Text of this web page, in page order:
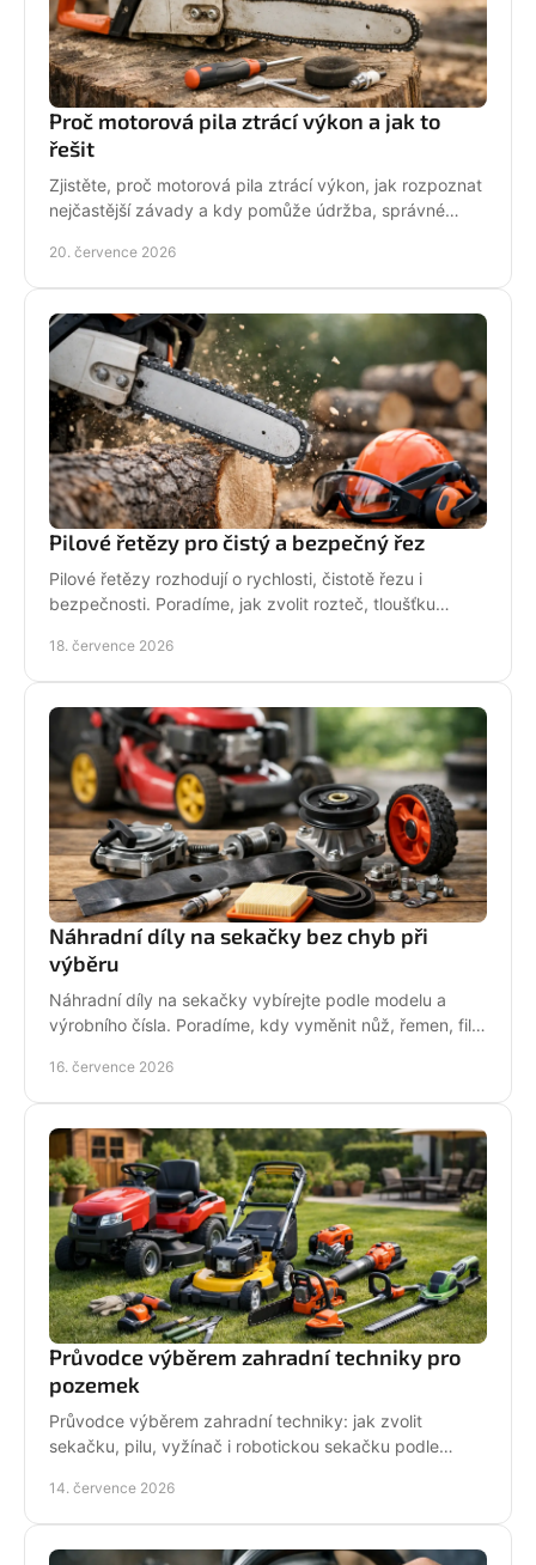
Proč motorová pila ztrácí výkon a jak to
řešit
Zjistěte, proč motorová pila ztrácí výkon, jak rozpoznat
nejčastější závady a kdy pomůže údržba, správné
20. července 2026
Pilové řetězy pro čistý a bezpečný řez
Pilové řetězy rozhodují o rychlosti, čistotě řezu i
bezpečnosti. Poradíme, jak zvolit rozteč, tloušťku
18. července 2026
Náhradní díly na sekačky bez chyb při
výběru
Náhradní díly na sekačky vybírejte podle modelu a
výrobního čísla. Poradíme, kdy vyměnit nůž, řemen, filtr
16. července 2026
Průvodce výběrem zahradní techniky pro
pozemek
Průvodce výběrem zahradní techniky: jak zvolit
sekačku, pilu, vyžínač i robotickou sekačku podle
podpory.
14. července 2026